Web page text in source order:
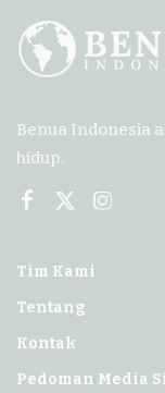
Benua Indonesia
hidup.
Tim Kami
Tentang
Kontak
Pedoman Media